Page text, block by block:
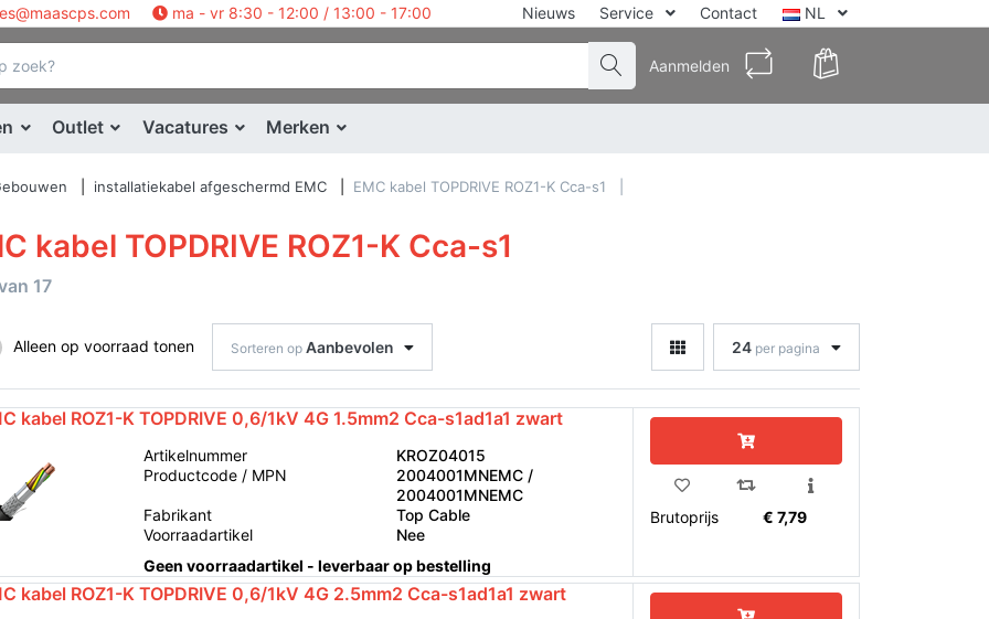
ma - vr 8:30 - 12:00 / 13:00 - 17:00 Nieuws Service Contact NL
Aanmelden
Outlet Vacatures Merken
installatiekabel afgeschermd EMC EMC kabel TOPDRIVE ROZ1-K Cca-s1
kabel TOPDRIVE ROZ1-K Cca-s1
17
Alleen op voorraad tonen Sorteren op Aanbevolen 24 per pagina
kabel ROZ1-K TOPDRIVE 0,6/1kV 4G 1.5mm2 Cca-s1ad1a1 zwart
Artikelnummer
KROZ04015
Productcode / MPN
2004001MNEMC /
2004001MNEMC
Fabrikant
Top Cable
Voorraadartikel
Nee
Geen voorraadartikel - leverbaar op bestelling
Brutoprijs € 7,79
kabel ROZ1-K TOPDRIVE 0,6/1kV 4G 2.5mm2 Cca-s1ad1a1 zwart